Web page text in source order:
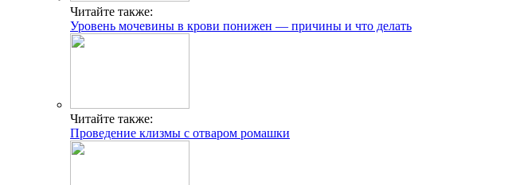
Читайте также:
Уровень мочевины в крови понижен — причины и что делать
Читайте также:
Проведение клизмы с отваром ромашки